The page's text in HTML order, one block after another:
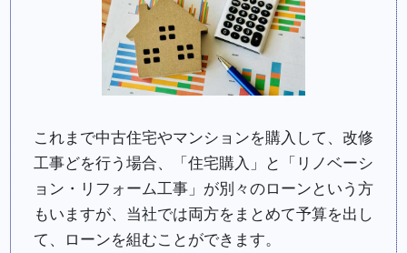
これまで中古住宅やマンションを購入して、改修
工事どを行う場合、「住宅購入」と「リノベーシ
ョン・リフォーム工事」が別々のローンという方
もいますが、当社では両方をまとめて予算を出し
て、ローンを組むことができます。